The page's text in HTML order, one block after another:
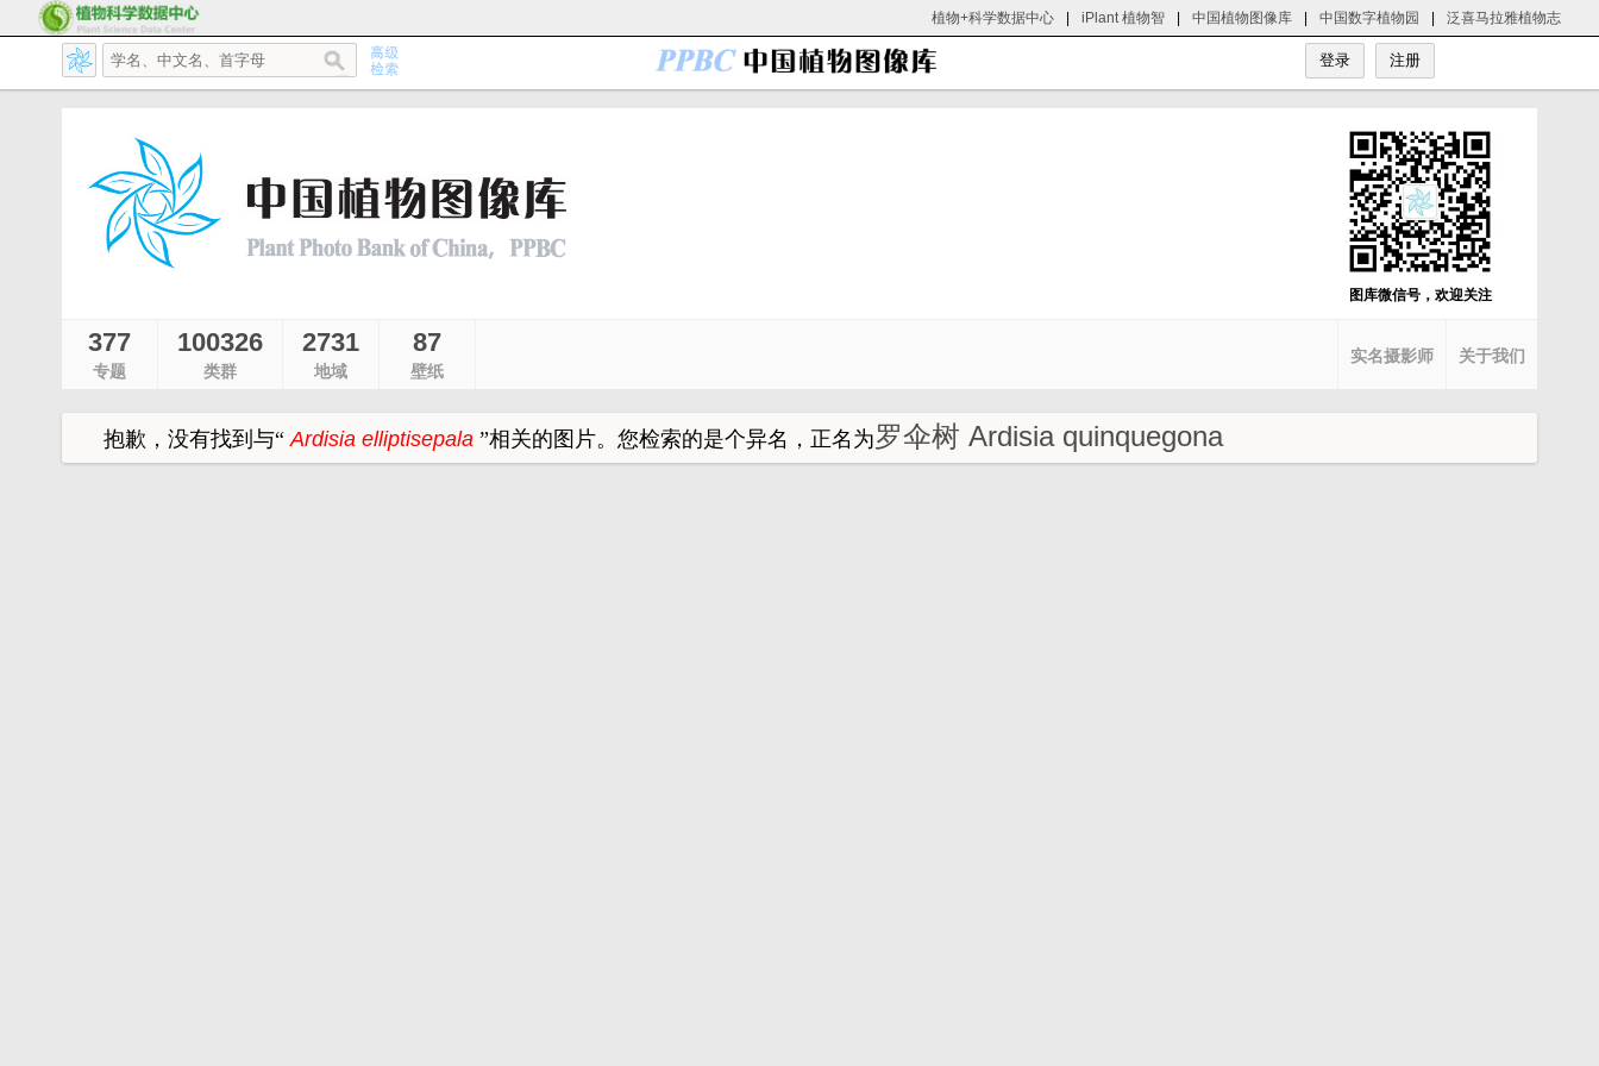
植物+科学数据中心 iPlant 植物智 中国植物图像库 中国数字植物园 泛喜马拉雅植物志
图库微信号，欢迎关注
377
专题
100326
类群
2731
地域
87
壁纸
关于我们
实名摄影师
抱歉，没有找到与“ Ardisia elliptisepala ”相关的图片。 您检索的是个异名，正名为罗伞树 Ardisia quinquegona